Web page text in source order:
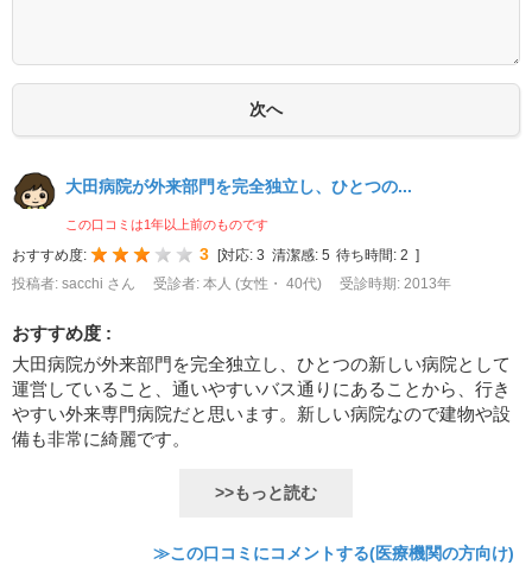
大田病院が外来部門を完全独立し、ひとつの...
この口コミは1年以上前のものです
おすすめ度: 3 対応: 3 清潔感: 5 待ち時間: 2
投稿者: sacchi さん
受診者: 本人 (女性・ 40代) 受診時期: 2013年
おすすめ度 :
大田病院が外来部門を完全独立し、ひとつの新しい病院として
運営していること、通いやすいバス通りにあることから、行き
やすい外来専門病院だと思います。新しい病院なので建物や設
備も非常に綺麗です。
>>もっと読む
≫この口コミにコメントする(医療機関の方向け)